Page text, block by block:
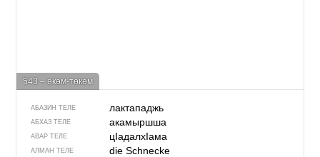
543 – әкәм-төкәм
АБАЗИН ТЕЛЕ лактападжь
АБХАЗ ТЕЛЕ акамыршша
АВАР ТЕЛЕ цIадалхIама
АЛМАН ТЕЛЕ die Schnecke